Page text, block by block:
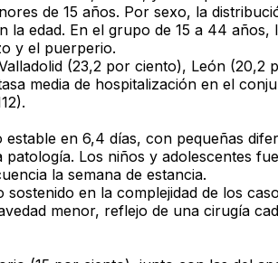
de 15 años. Por sexo, la
la edad. En el grupo de 15 a 44
y el puerperio.
(23,2 por ciento), León
media de hospitalización en el
en 6,4 días, con pequeñas
Los niños y adolescentes
la semana de estancia.
en la complejidad de los
menor, reflejo de una cirugía